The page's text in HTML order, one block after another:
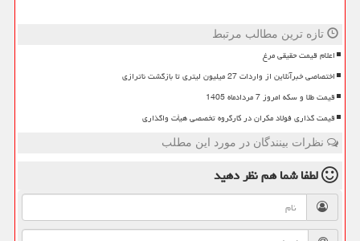
تازه ترین مطالب مرتبط
اعلام قیمت حقیقی مرغ
اختصاصی خبرآنلاین از واردات 27 میلیون لیتری تا بازگشت ناترازی
قیمت طلا و سکه امروز 7 مردادماه 1405
قیمت گذاری فولاد مکران در کارگروه تخصصی هیأت واگذاری
نظرات بینندگان در مورد این مطلب
لطفا شما همنظر دهید